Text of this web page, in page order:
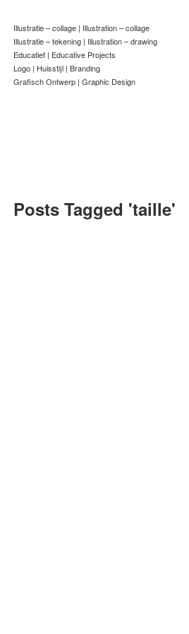
Illustratie – collage | Illustration – collage
Illustratie – tekening | Illustration – drawing
Educatief | Educative Projects
Logo | Huisstijl | Branding
Grafisch Ontwerp | Graphic Design
Posts Tagged 'taille'